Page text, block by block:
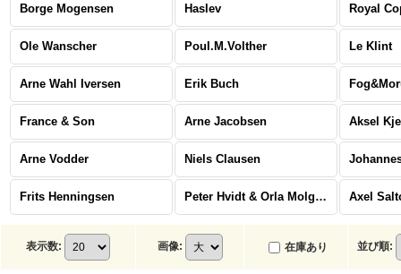
Borge Mogensen Haslev Royal
Ole Wanscher Poul.M.Volther Le Klint
Arne Wahl Iversen Erik Buch
France & Son Arne Jacobsen Aksel
Arne Vodder Niels Clausen
Frits Henningsen Peter Hvidt & Orla Molgaard Nielsen Axel
表示数: 画像: 在庫あり 並び順: